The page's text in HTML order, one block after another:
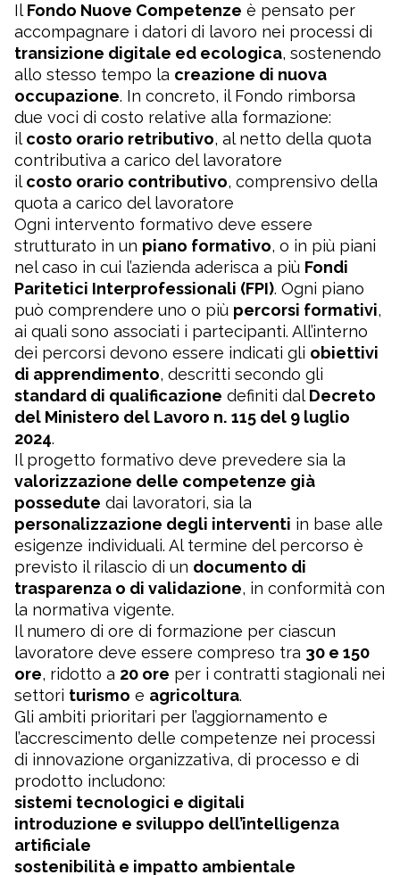
Il Fondo Nuove Competenze è pensato per
accompagnare i datori di lavoro nei processi di
transizione digitale ed ecologica, sostenendo
allo stesso tempo la creazione di nuova
occupazione. In concreto, il Fondo rimborsa
due voci di costo relative alla formazione:
il costo orario retributivo, al netto della quota
contributiva a carico del lavoratore
il costo orario contributivo, comprensivo della
quota a carico del lavoratore
Ogni intervento formativo deve essere
strutturato in un piano formativo, o in più piani
nel caso in cui l’azienda aderisca a più Fondi
Paritetici Interprofessionali (FPI). Ogni piano
può comprendere uno o più percorsi formativi,
ai quali sono associati i partecipanti. All’interno
dei percorsi devono essere indicati gli obiettivi
di apprendimento, descritti secondo gli
standard di qualificazione definiti dal Decreto
del Ministero del Lavoro n. 115 del 9 luglio
2024.
Il progetto formativo deve prevedere sia la
valorizzazione delle competenze già
possedute dai lavoratori, sia la
personalizzazione degli interventi in base alle
esigenze individuali. Al termine del percorso è
previsto il rilascio di un documento di
trasparenza o di validazione, in conformità con
la normativa vigente.
Il numero di ore di formazione per ciascun
lavoratore deve essere compreso tra 30 e 150
ore, ridotto a 20 ore per i contratti stagionali nei
settori turismo e agricoltura.
Gli ambiti prioritari per l’aggiornamento e
l’accrescimento delle competenze nei processi
di innovazione organizzativa, di processo e di
prodotto includono:
sistemi tecnologici e digitali
introduzione e sviluppo dell’intelligenza
artificiale
sostenibilità e impatto ambientale